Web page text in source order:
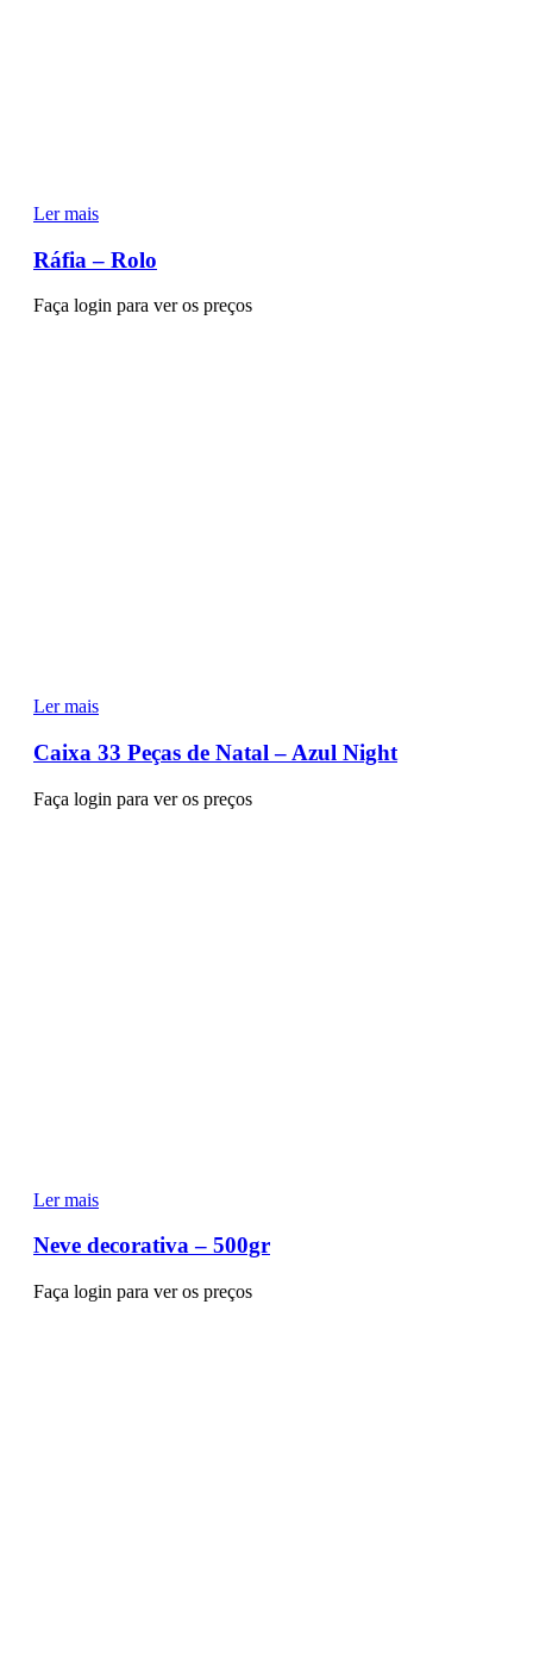
Ler mais
Ráfia – Rolo
Faça login para ver os preços
Ler mais
Caixa 33 Peças de Natal – Azul Night
Faça login para ver os preços
Ler mais
Neve decorativa – 500gr
Faça login para ver os preços